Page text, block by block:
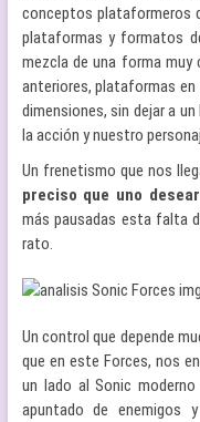
conceptos plataformeros
plataformas y formatos
mezcla de una forma muy
anteriores, plataformas
dimensiones, sin dejar a
la acción y nuestro
Un frenetismo que nos
preciso que uno
más pausadas esta falta
rato.
Un control que depende
que en este Forces, nos
un lado al Sonic
apuntado de enemigos